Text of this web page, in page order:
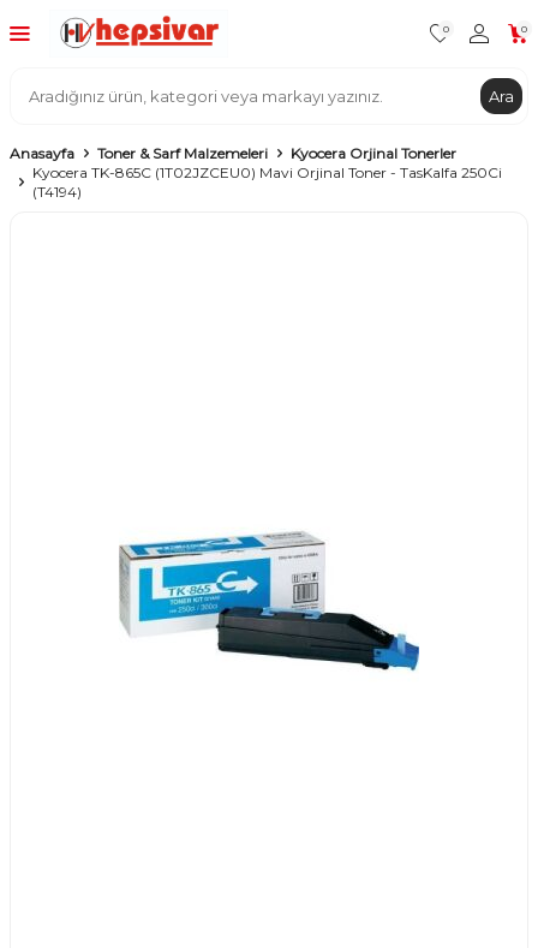
Ara
0 0
Anasayfa Toner & Sarf Malzemeleri
Kyocera Orjinal Tonerler
Kyocera TK-865C (1T02JZCEU0) Mavi Orjinal Toner - TasKalfa 250Ci
(T4194)